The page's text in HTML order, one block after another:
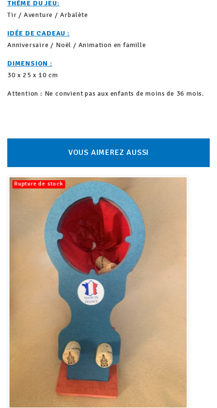
THÈME DU JEU:
Tir / Aventure / Arbalète
IDÉE DE CADEAU :
Anniversaire / Noël / Animation en famille
DIMENSION :
30 x 25 x 10 cm
Attention : Ne convient pas aux enfants de moins de 36 mois.
VOUS AIMEREZ AUSSI
Rupture de stock